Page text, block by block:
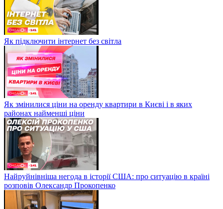
Як підключити інтернет без світла
Як змінилися ціни на оренду квартири в Києві і в яких
районах найменші ціни
Найруйнівніша негода в історії США: про ситуацію в країні
розповів Олександр Прокопенко